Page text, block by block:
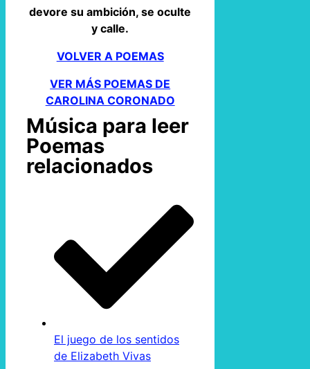
devore su ambición, se oculte
y calle.
VOLVER A POEMAS
VER MÁS POEMAS DE
CAROLINA CORONADO
Música para leer
Poemas
relacionados
El juego de los sentidos
de Elizabeth Vivas